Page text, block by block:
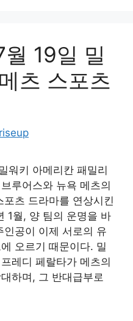
19일 밀
츠 스포츠
워키 아메리칸 패밀리
루어스와 뉴욕 메츠의
츠 드라마를 연상시킨
1월, 양 팀의 운명을 바
공이 이제 서로의 유
오르기 때문이다. 밀
레디 페랄타가 메츠의
하며, 그 반대급부로